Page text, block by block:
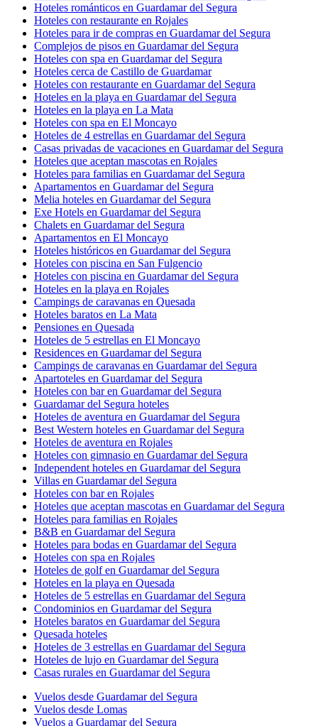
Hoteles románticos en Guardamar del Segura
Hoteles con restaurante en Rojales
Hoteles para ir de compras en Guardamar del Segura
Complejos de pisos en Guardamar del Segura
Hoteles con spa en Guardamar del Segura
Hoteles cerca de Castillo de Guardamar
Hoteles con restaurante en Guardamar del Segura
Hoteles en la playa en Guardamar del Segura
Hoteles en la playa en La Mata
Hoteles con spa en El Moncayo
Hoteles de 4 estrellas en Guardamar del Segura
Casas privadas de vacaciones en Guardamar del Segura
Hoteles que aceptan mascotas en Rojales
Hoteles para familias en Guardamar del Segura
Apartamentos en Guardamar del Segura
Melia hoteles en Guardamar del Segura
Exe Hotels en Guardamar del Segura
Chalets en Guardamar del Segura
Apartamentos en El Moncayo
Hoteles históricos en Guardamar del Segura
Hoteles con piscina en San Fulgencio
Hoteles con piscina en Guardamar del Segura
Hoteles en la playa en Rojales
Campings de caravanas en Quesada
Hoteles baratos en La Mata
Pensiones en Quesada
Hoteles de 5 estrellas en El Moncayo
Residences en Guardamar del Segura
Campings de caravanas en Guardamar del Segura
Apartoteles en Guardamar del Segura
Hoteles con bar en Guardamar del Segura
Guardamar del Segura hoteles
Hoteles de aventura en Guardamar del Segura
Best Western hoteles en Guardamar del Segura
Hoteles de aventura en Rojales
Hoteles con gimnasio en Guardamar del Segura
Independent hoteles en Guardamar del Segura
Villas en Guardamar del Segura
Hoteles con bar en Rojales
Hoteles que aceptan mascotas en Guardamar del Segura
Hoteles para familias en Rojales
B&B en Guardamar del Segura
Hoteles para bodas en Guardamar del Segura
Hoteles con spa en Rojales
Hoteles de golf en Guardamar del Segura
Hoteles en la playa en Quesada
Hoteles de 5 estrellas en Guardamar del Segura
Condominios en Guardamar del Segura
Hoteles baratos en Guardamar del Segura
Quesada hoteles
Hoteles de 3 estrellas en Guardamar del Segura
Hoteles de lujo en Guardamar del Segura
Casas rurales en Guardamar del Segura
Vuelos desde Guardamar del Segura
Vuelos desde Lomas
Vuelos a Guardamar del Segura